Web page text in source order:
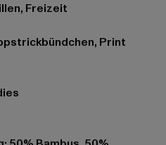
Freizeit
Print